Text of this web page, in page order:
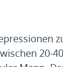
20-